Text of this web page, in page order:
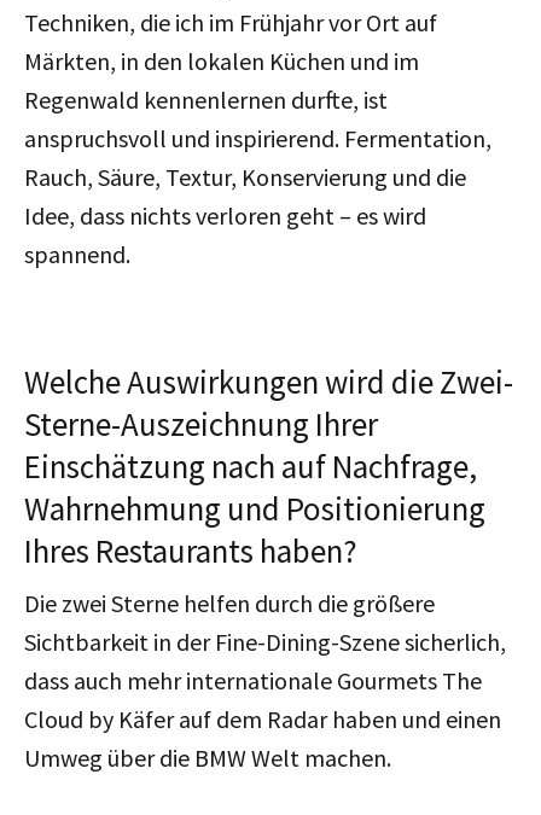
Techniken, die ich im Frühjahr vor Ort auf
Märkten, in den lokalen Küchen und im
Regenwald kennenlernen durfte, ist
anspruchsvoll und inspirierend. Fermentation,
Rauch, Säure, Textur, Konservierung und die
Idee, dass nichts verloren geht – es wird
spannend.
Welche Auswirkungen wird die Zwei-
Sterne-Auszeichnung Ihrer
Einschätzung nach auf Nachfrage,
Wahrnehmung und Positionierung
Ihres Restaurants haben?
Die zwei Sterne helfen durch die größere
Sichtbarkeit in der Fine-Dining-Szene sicherlich,
dass auch mehr internationale Gourmets The
Cloud by Käfer auf dem Radar haben und einen
Umweg über die BMW Welt machen.